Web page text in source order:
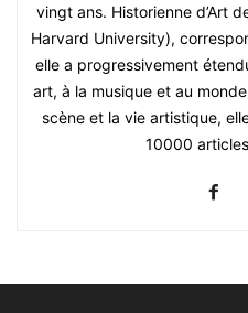
vingt ans. Historienne d’Art
Harvard University),
elle a progressivement
art, à la musique et au
scène et la vie artistique,
10000